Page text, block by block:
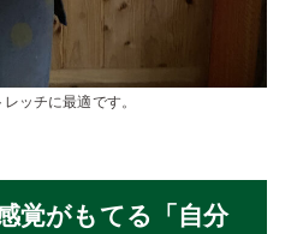
ッチに最適です。
覚がもてる「自分